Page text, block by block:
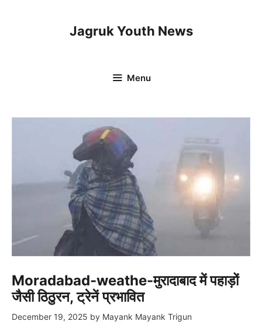
Jagruk Youth News
Menu
Moradabad-weathe-मुरादाबाद में पहाड़ों
जैसी ठिठुरन, ट्रेनें प्रभावित
December 19, 2025 by Mayank Mayank Trigun